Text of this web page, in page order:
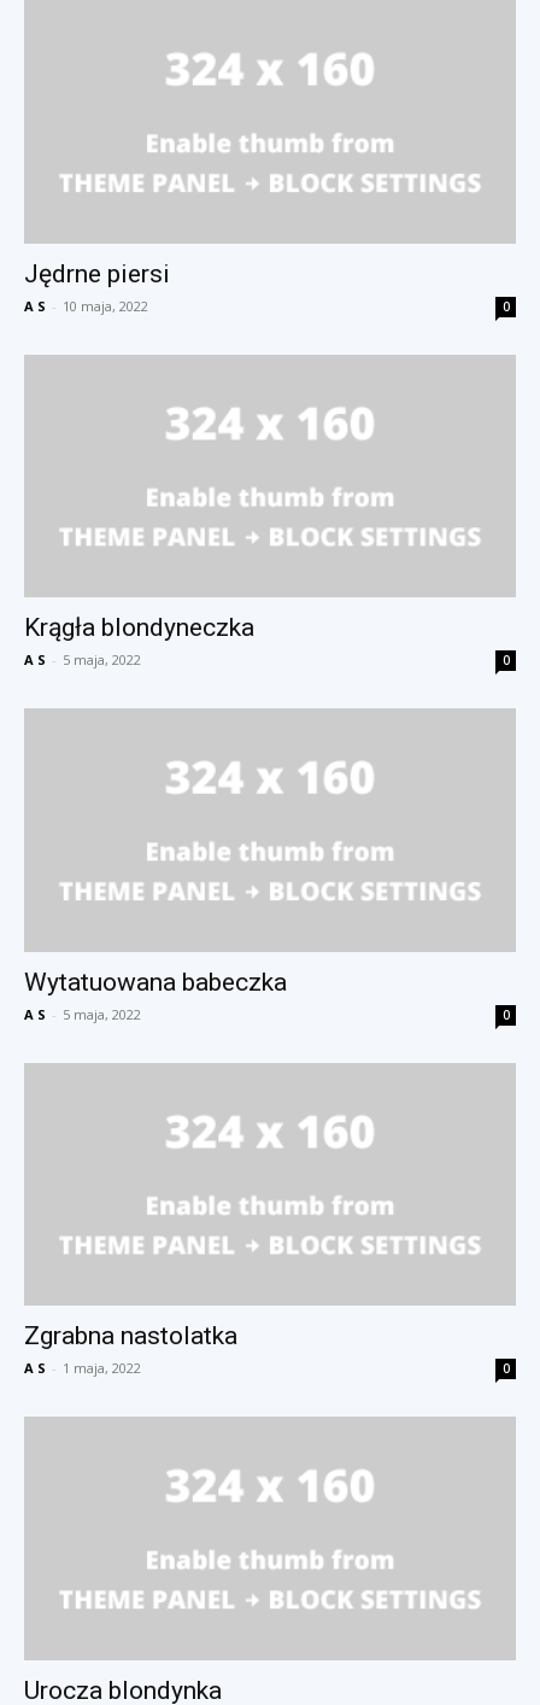
Jędrne piersi
A S - 10 maja, 2022 0
Krągła blondyneczka
A S - 5 maja, 2022 0
Wytatuowana babeczka
A S - 5 maja, 2022 0
Zgrabna nastolatka
A S - 1 maja, 2022 0
Urocza blondynka